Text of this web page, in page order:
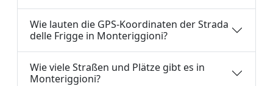
Wie lauten die GPS-Koordinaten der Strada
delle Frigge in Monteriggioni?
Wie viele Straßen und Plätze gibt es in
Monteriggioni?